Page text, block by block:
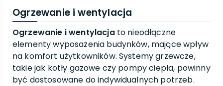
Ogrzewanie i wentylacja
Ogrzewanie i wentylacjato nieodłączne
elementy wyposażenia budynków, mające wpływ
na komfort użytkowników. Systemy grzewcze,
takie jak kotły gazowe czy pompy ciepła, powinny
być dostosowane do indywidualnych potrzeb.